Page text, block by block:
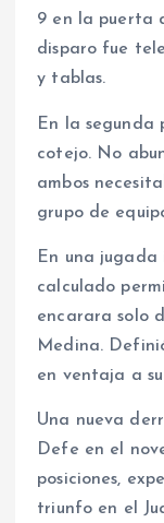
9 en la puerta
disparo fue
y tablas.
En la segunda
cotejo. No
ambos
grupo de
En una jugada
calculado
encarara solo
Medina.
en ventaja a
Una nueva
Defe en el
posiciones,
triunfo en el